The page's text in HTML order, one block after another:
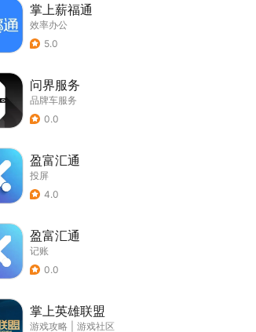
掌上薪福通
效率办公
5.0
问界服务
品牌车服务
0.0
盈富汇通
投屏
4.0
盈富汇通
记账
0.0
掌上英雄联盟
游戏攻略
游戏社区